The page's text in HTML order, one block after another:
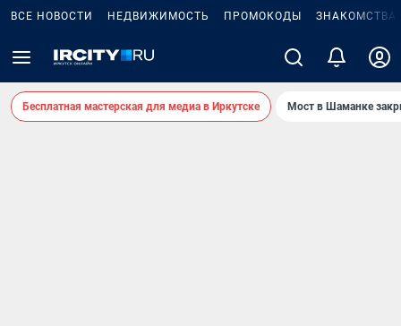
ВСЕ НОВОСТИ НЕДВИЖИМОСТЬ ПРОМОКОДЫ ЗНАКОМСТВА
Бесплатная мастерская для медиа в Иркутске Мост в Шаманке